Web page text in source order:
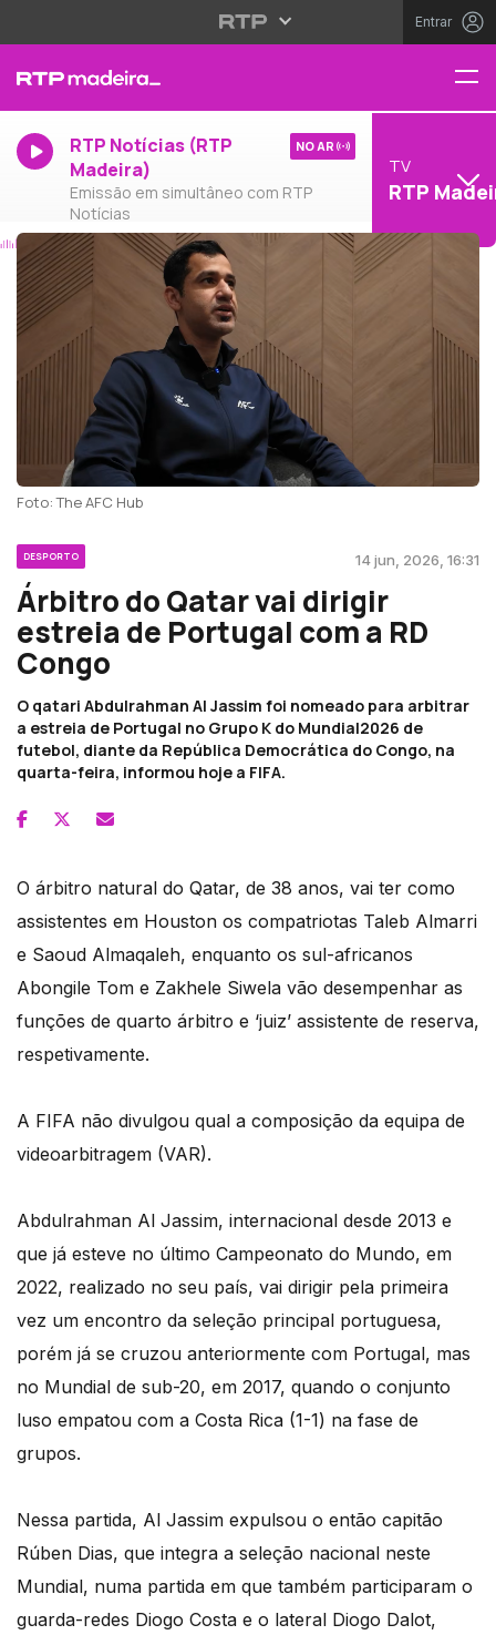
Entrar
RTP Notícias (RTP
Madeira)
Emissão em simultâneo com RTP
Notícias
NO AR
TV
RTP
Foto: The AFC Hub
DESPORTO 14 jun, 2026, 16:31
Árbitro do Qatar vai dirigir
estreia de Portugal com a RD
Congo
O qatari Abdulrahman Al Jassim foi nomeado para arbitrar
a estreia de Portugal no Grupo K do Mundial2026 de
futebol, diante da República Democrática do Congo, na
quarta-feira, informou hoje a FIFA.
O árbitro natural do Qatar, de 38 anos, vai ter como
assistentes em Houston os compatriotas Taleb Almarri
e Saoud Almaqaleh, enquanto os sul-africanos
Abongile Tom e Zakhele Siwela vão desempenhar as
funções de quarto árbitro e ‘juiz’ assistente de reserva,
respetivamente.
A FIFA não divulgou qual a composição da equipa de
videoarbitragem (VAR).
Abdulrahman Al Jassim, internacional desde 2013 e
que já esteve no último Campeonato do Mundo, em
2022, realizado no seu país, vai dirigir pela primeira
vez um encontro da seleção principal portuguesa,
porém já se cruzou anteriormente com Portugal, mas
no Mundial de sub-20, em 2017, quando o conjunto
luso empatou com a Costa Rica (1-1) na fase de
grupos.
Nessa partida, Al Jassim expulsou o então capitão
Rúben Dias, que integra a seleção nacional neste
Mundial, numa partida em que também participaram o
guarda-redes Diogo Costa e o lateral Diogo Dalot,